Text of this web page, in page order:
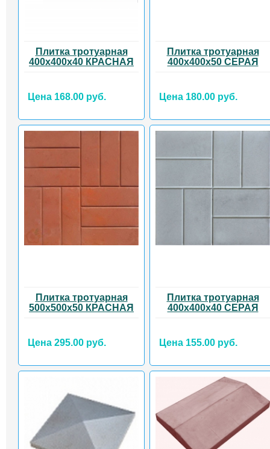
Плитка тротуарная
400х400х40 КРАСНАЯ
Цена 168.00 руб.
Плитка тротуарная
400х400х50 СЕРАЯ
Цена 180.00 руб.
Плитка тротуарная
500х500х50 КРАСНАЯ
Цена 295.00 руб.
Плитка тротуарная
400х400х40 СЕРАЯ
Цена 155.00 руб.